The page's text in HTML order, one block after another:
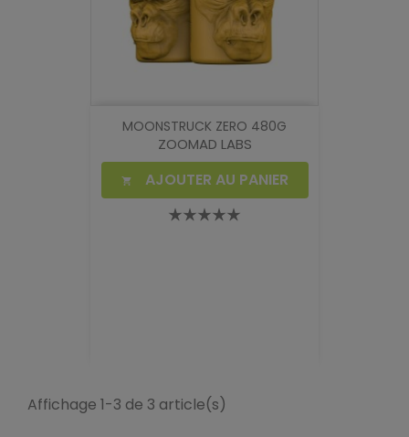
MOONSTRUCK ZERO 480G
ZOOMAD LABS
 AJOUTER AU PANIER
Affichage 1-3 de 3 article(s)